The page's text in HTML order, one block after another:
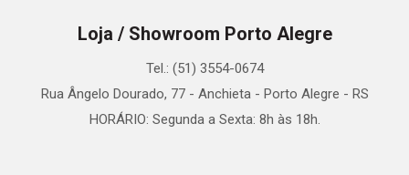
Loja / Showroom Porto Alegre
Tel.: (51) 3554-0674
Rua Ângelo Dourado, 77 - Anchieta - Porto Alegre - RS
HORÁRIO: Segunda a Sexta: 8h às 18h.